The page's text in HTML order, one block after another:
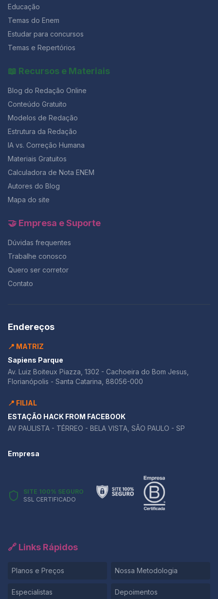
Educação
Temas do Enem
Estudar para concursos
Temas e Repertórios
📖 Recursos e Materiais
Blog do Redação Online
Conteúdo Gratuito
Modelos de Redação
Estrutura da Redação
IA vs. Correção Humana
Materiais Gratuitos
Calculadora de Nota ENEM
Autores do Blog
Mapa do site
🤝 Empresa e Suporte
Dúvidas frequentes
Trabalhe conosco
Quero ser corretor
Contato
Endereços
📍 MATRIZ
Sapiens Parque
Av. Luiz Boiteux Piazza, 1302 - Cachoeira do Bom Jesus,
Florianópolis - Santa Catarina, 88056-000
📍 FILIAL
ESTAÇÃO HACK FROM FACEBOOK
AV PAULISTA - TÉRREO - BELA VISTA, SÃO PAULO - SP
Empresa
SITE 100% SEGURO
SSL CERTIFICADO
🔗 Links Rápidos
Planos e Preços Nossa Metodologia
Especialistas Depoimentos